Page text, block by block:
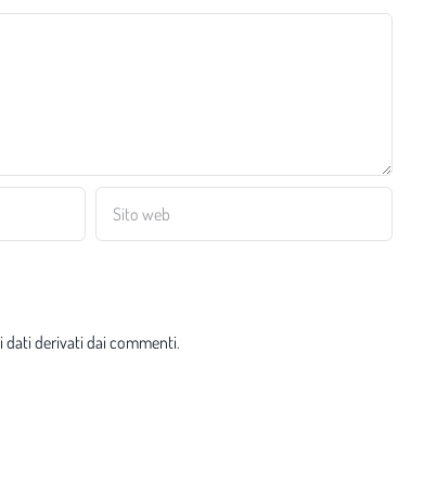
dati derivati dai commenti.